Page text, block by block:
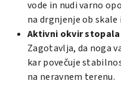
vode in nudi varno
na drgnjenje ob
Aktivni okvir
Zagotavlja, da noga
kar povečuje
na neravnem terenu.